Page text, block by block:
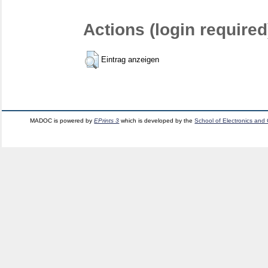
Actions (login
Eintrag anzeigen
MADOC is powered byEPrints 3 which is developed by theSchool of Electronics and